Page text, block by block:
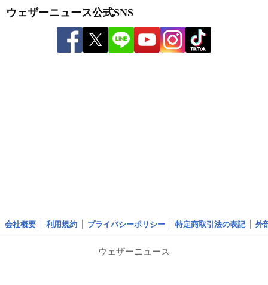
ウェザーニュース公式SNS
会社概要 利用規約 プライバシーポリシー 特定商取引法の表記 外
ウェザーニュース